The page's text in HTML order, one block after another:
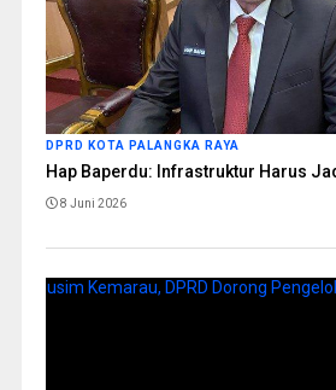
DPRD KOTA PALANGKA RAYA
Hap Baperdu: Infrastruktur Harus
8 Juni 2026